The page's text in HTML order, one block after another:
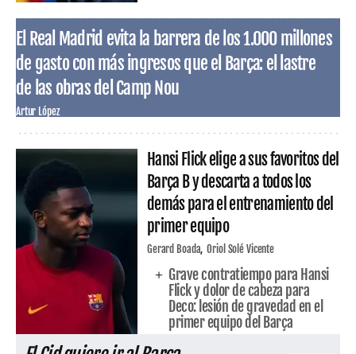
El Real Madrid evita la barrera de los 1.000 millones
de gasto con más ingresos que el Barça: el lastre
de las obras del Camp Nou
Artur López
Hansi Flick elige a sus favoritos del
Barça B y descarta a todos los
demás para el entrenamiento del
primer equipo
Gerard Boada Oriol Solé Vicente
Grave contratiempo para Hansi
Flick y dolor de cabeza para
Deco: lesión de gravedad en el
primer equipo del Barça